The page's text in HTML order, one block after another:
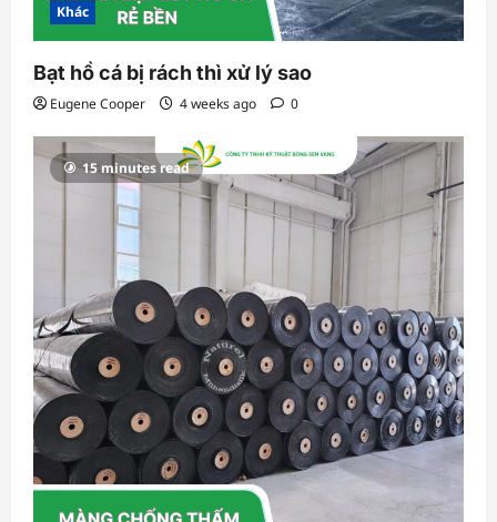
Khác
Bạt hồ cá bị rách thì xử lý sao
Eugene Cooper 4 weeks ago 0
15 minutes read